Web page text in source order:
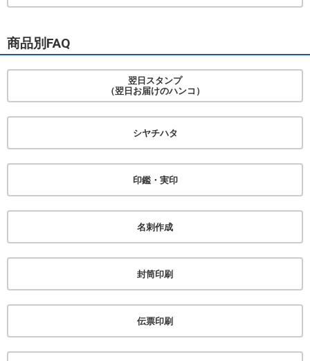
商品別FAQ
翌日スタンプ
（翌日お届けのハンコ）
シヤチハタ
印鑑・実印
名刺作成
封筒印刷
伝票印刷